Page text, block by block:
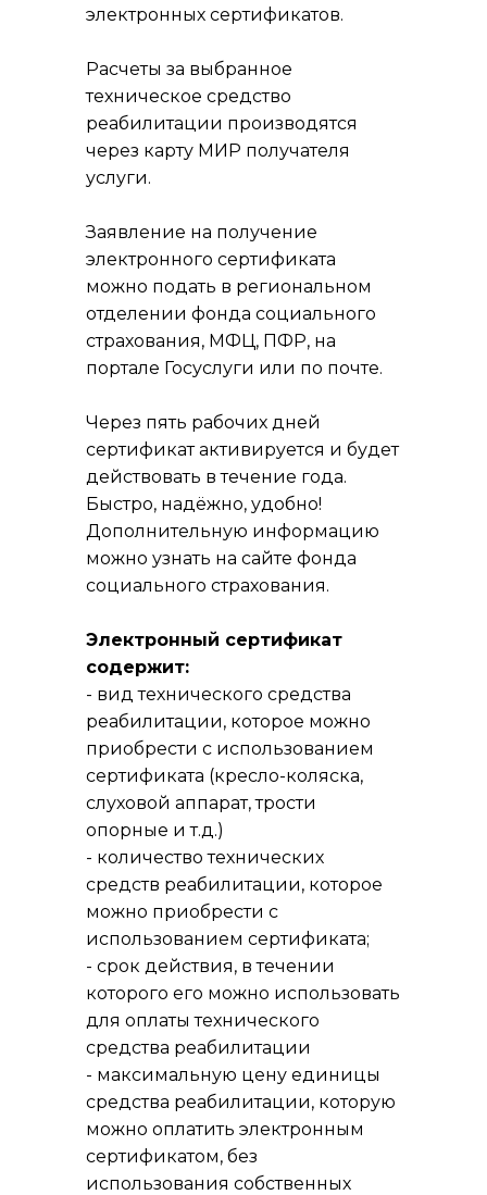
электронных сертификатов.
Расчеты за выбранное
техническое средство
реабилитации производятся
через карту МИР получателя
услуги.
Заявление на получение
электронного сертификата
можно подать в региональном
отделении фонда социального
страхования, МФЦ, ПФР, на
портале Госуслуги или по почте.
Через пять рабочих дней
сертификат активируется и будет
действовать в течение года.
Быстро, надёжно, удобно!
Дополнительную информацию
можно узнать на сайте фонда
социального страхования.
Электронный сертификат
содержит:
- вид технического средства
реабилитации, которое можно
приобрести с использованием
сертификата (кресло-коляска,
слуховой аппарат, трости
опорные и т.д.)
- количество технических
средств реабилитации, которое
можно приобрести с
использованием сертификата;
- срок действия, в течении
которого его можно использовать
для оплаты технического
средства реабилитации
- максимальную цену единицы
средства реабилитации, которую
можно оплатить электронным
сертификатом, без
использования собственных